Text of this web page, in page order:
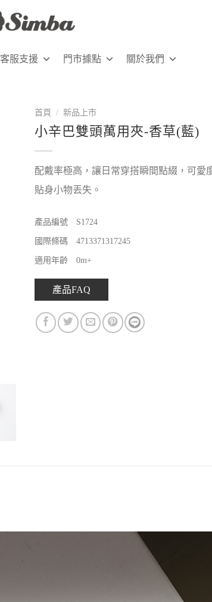
客服支援 門市據點 關於我們
首頁 / 新品上市
小辛巴雙頭萬用夾-香草(藍)
配戴率極高，讓日常穿搭瞬間點綴，可愛
貼身小物丟失。
產品編號 S1724
國際條碼 4713371317245
適用年齡 0m+
產品FAQ